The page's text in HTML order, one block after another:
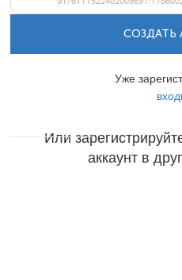
СОЗДАТЬ
Уже
Или
аккаунт в